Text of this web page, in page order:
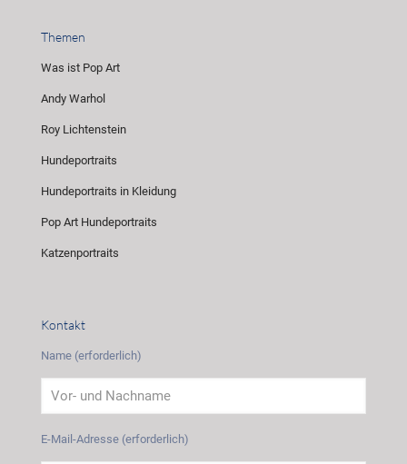
Themen
Was ist Pop Art
Andy Warhol
Roy Lichtenstein
Hundeportraits
Hundeportraits in Kleidung
Pop Art Hundeportraits
Katzenportraits
Kontakt
Name (erforderlich)
E-Mail-Adresse (erforderlich)